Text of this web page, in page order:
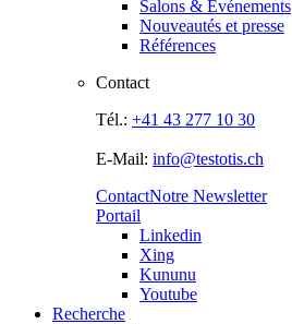
Salons & Evénements
Nouveautés et presse
Références
Contact
Tél.: +41 43 277 10 30
E-Mail: info@testotis.ch
ContactNotre Newsletter
Portail
Linkedin
Xing
Kununu
Youtube
Recherche